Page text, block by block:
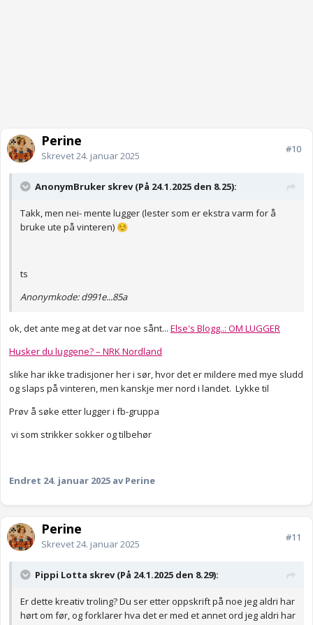
Perine
Skrevet24. januar 2025
#10
AnonymBruker skrev (På 24.1.2025 den 8.25):
Takk, men nei- mente lugger (lester som er ekstra varm for å
bruke ute på vinteren) ☺️
ts
Anonymkode: d991e...85a
ok, det ante meg at det var noe sånt... Else's Blogg..: OM LUGGER
Husker du luggene? – NRK Nordland
slike har ikke tradisjoner her i sør, hvor det er mildere med mye sludd
og slaps på vinteren, men kanskje mer nord i landet. Lykke til
Prøv å søke etter lugger i fb-gruppa
vi som strikker sokker og tilbehør
Endret 24. januar 2025 av Perine
Perine
Skrevet24. januar 2025
#11
Pippi Lotta skrev (På 24.1.2025 den 8.29):
Er dette kreativ troling? Du ser etter oppskrift på noe jeg aldri har
hørt om før, og forklarer hva det er med et annet ord jeg aldri har